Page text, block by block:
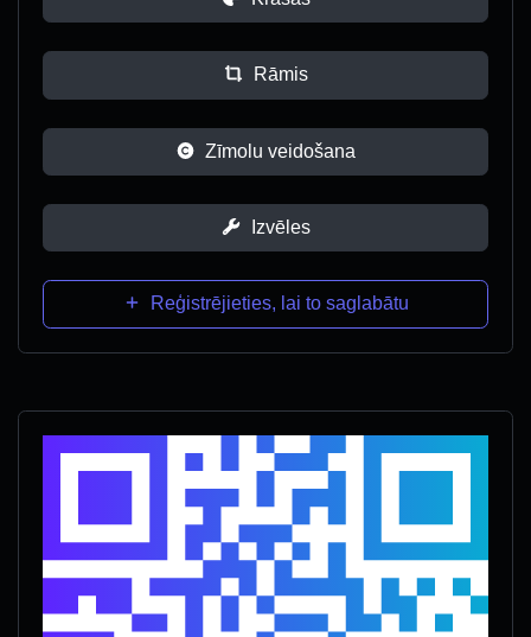
Rāmis
Zīmolu veidošana
Izvēles
Reģistrējieties, lai to saglabātu